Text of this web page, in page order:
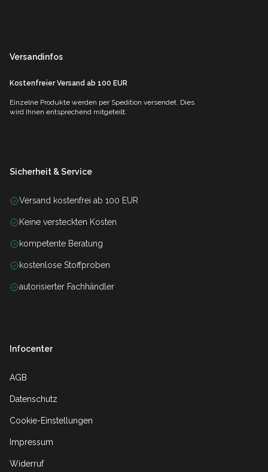
Versandinfos
Kostenfreier Versand ab 100 EUR
Einzelne Produkte werden per Spedition versendet. Dies
wird Ihnen entsprechend mitgeteilt.
Sicherheit & Service
Versand kostenfrei ab 100 EUR
Keine versteckten Kosten
kompetente Beratung
kostenlose Stoffproben
autorisierter Fachhändler
Infocenter
AGB
Datenschutz
Cookie-Einstellungen
Impressum
Widerruf